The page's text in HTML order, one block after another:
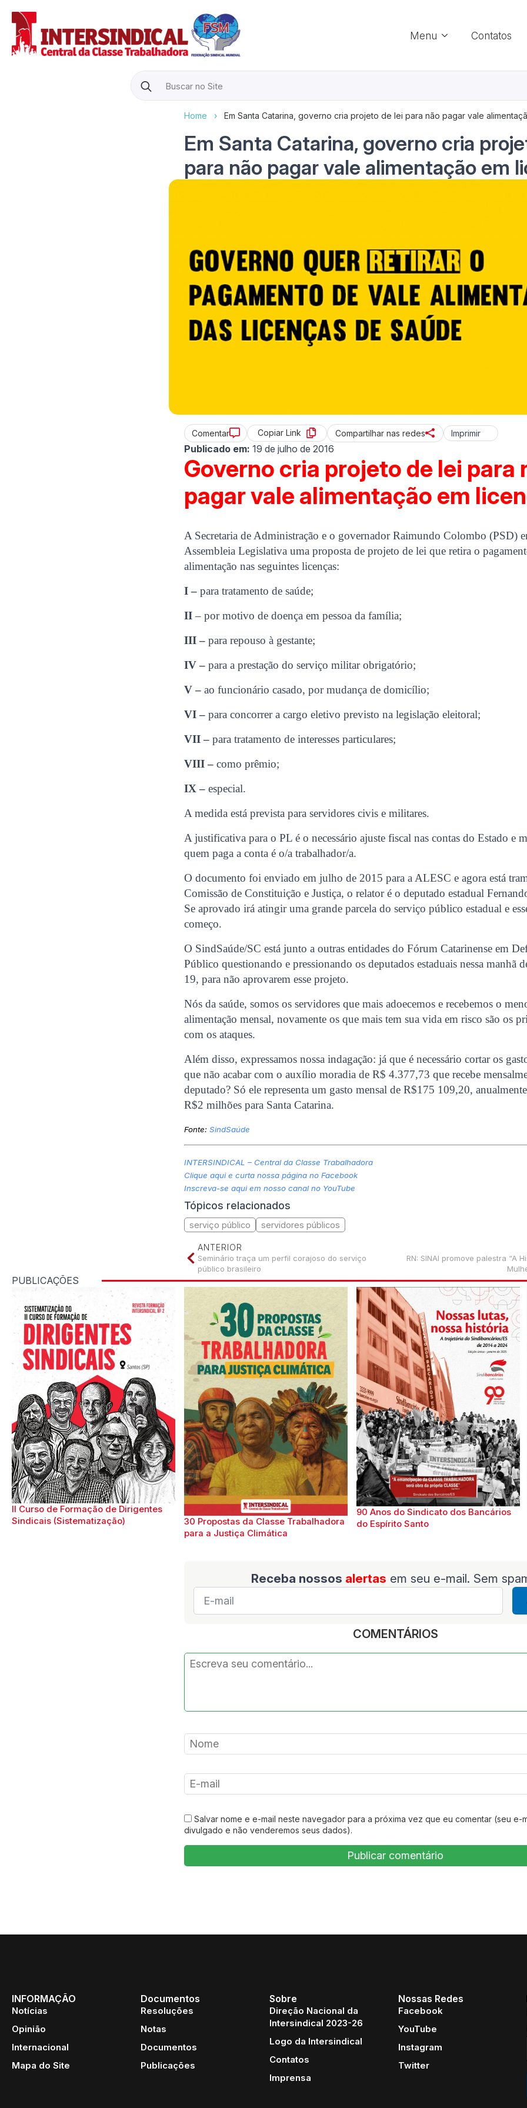
Menu Contatos
Search
for:
Home › Em Santa Catarina, governo cria projeto de lei para não pagar vale
Em Santa Catarina, governo cria
para não pagar vale alimentação em
Comentar Copiar Link Compartilhar nas redes Imprimir
Publicado em: 19 de julho de 2016
Governo cria projeto de lei para
pagar vale alimentação em
A Secretaria de Administração e o governador Raimundo Colombo (PSD)
Assembleia Legislativa uma proposta de projeto de lei que retira o
alimentação nas seguintes licenças:
I – para tratamento de saúde;
II– por motivo de doença em pessoa da família;
III – para repouso à gestante;
IV – para a prestação do serviço militar obrigatório;
V – ao funcionário casado, por mudança de domicílio;
VI – para concorrer a cargo eletivo previsto na legislação eleitoral;
VII – para tratamento de interesses particulares;
VIII – como prêmio;
IX – especial.
A medida está prevista para servidores civis e militares.
A justificativa para o PL é o necessário ajuste fiscal nas contas do Estado e
quem paga a conta é o/a trabalhador/a.
O documento foi enviado em julho de 2015 para a ALESC e agora está
Comissão de Constituição e Justiça, o relator é o deputado estadual
Se aprovado irá atingir uma grande parcela do serviço público estadual e
começo.
O SindSaúde/SC está junto a outras entidades do Fórum Catarinense em
Público questionando e pressionando os deputados estaduais nessa manhã
19, para não aprovarem esse projeto.
Nós da saúde, somos os servidores que mais adoecemos e recebemos o
alimentação mensal, novamente os que mais tem sua vida em risco são os
com os ataques.
Além disso, expressamos nossa indagação: já que é necessário cortar os
que não acabar com o auxílio moradia de R$ 4.377,73 que recebe
deputado? Só ele representa um gasto mensal de R$175 109,20,
R$2 milhões para Santa Catarina.
Fonte:SindSaúde
INTERSINDICAL – Central da Classe Trabalhadora
Clique aqui e curta nossa página no Facebook
Inscreva-se aqui em nosso canal no YouTube
Tópicos relacionados
serviço público servidores públicos
RN: SINAI promove palestra “A
ANTERIOR
Seminário traça um perfil corajoso do serviço
público brasileiro
PUBLICAÇÕES
II Curso de Formação de Dirigentes
Sindicais (Sistematização)
30 Propostas da Classe Trabalhadora
para a Justiça Climática
90 Anos do Sindicato dos Bancários
do Espírito Santo
Receba nossos alertas em seu e-mail. Sem
E-
mail
COMENTÁRIOS
Salvar nome e e-mail neste navegador para a próxima vez que eu comentar (seu e-
divulgado e não venderemos seus dados).
INFORMAÇÃO
Notícias
Opinião
Internacional
Mapa do Site
Documentos
Resoluções
Notas
Documentos
Publicações
Sobre
Direção Nacional da
Intersindical 2023-26
Logo da Intersindical
Contatos
Imprensa
Nossas Redes
Facebook
YouTube
Instagram
Twitter